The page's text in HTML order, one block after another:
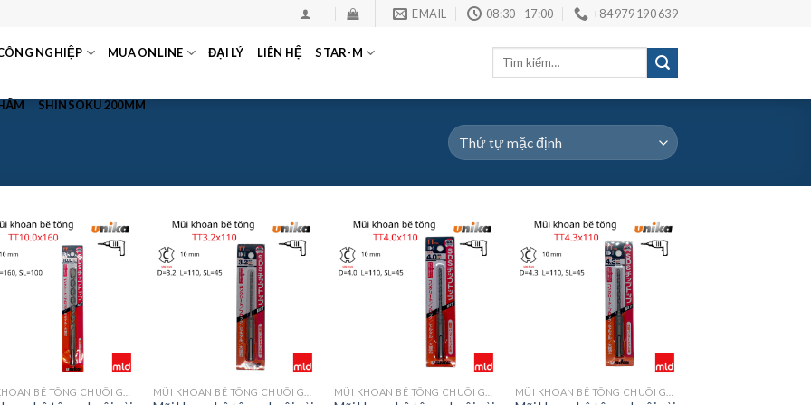
EMAIL 08:30 - 17:00 +84 979 190 639
NGHIỆP MUA ONLINE ĐẠI LÝ LIÊN HỆ STAR-M
SHINSOKU 200MM
Tìm